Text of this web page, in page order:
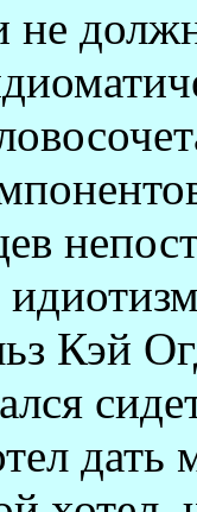
не
Кэй